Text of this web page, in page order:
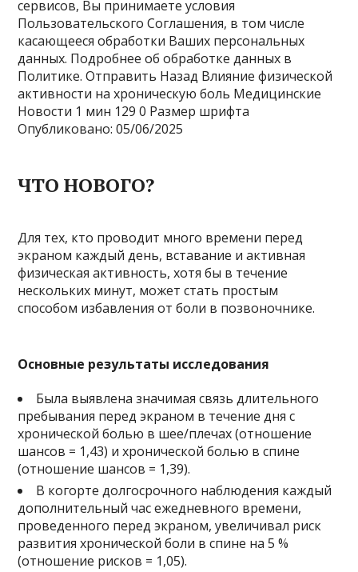
сервисов, Вы принимаете условия
Пользовательского Соглашения, в том числе
касающееся обработки Ваших персональных
данных. Подробнее об обработке данных в
Политике. Отправить Назад Влияние физической
активности на хроническую боль Медицинские
Новости 1 мин 1290 Размер шрифта
Опубликовано: 05/06/2025
ЧТО НОВОГО?
Для тех, кто проводит много времени перед
экраном каждый день, вставание и активная
физическая активность, хотя бы в течение
нескольких минут, может стать простым
способом избавления от боли в позвоночнике.
Основные результаты исследования
Была выявлена значимая связь длительного
пребывания перед экраном в течение дня с
хронической болью в шее/плечах (отношение
шансов = 1,43) и хронической болью в спине
(отношение шансов = 1,39).
В когорте долгосрочного наблюдения каждый
дополнительный час ежедневного времени,
проведенного перед экраном, увеличивал риск
развития хронической боли в спине на 5 %
(отношение рисков = 1,05).